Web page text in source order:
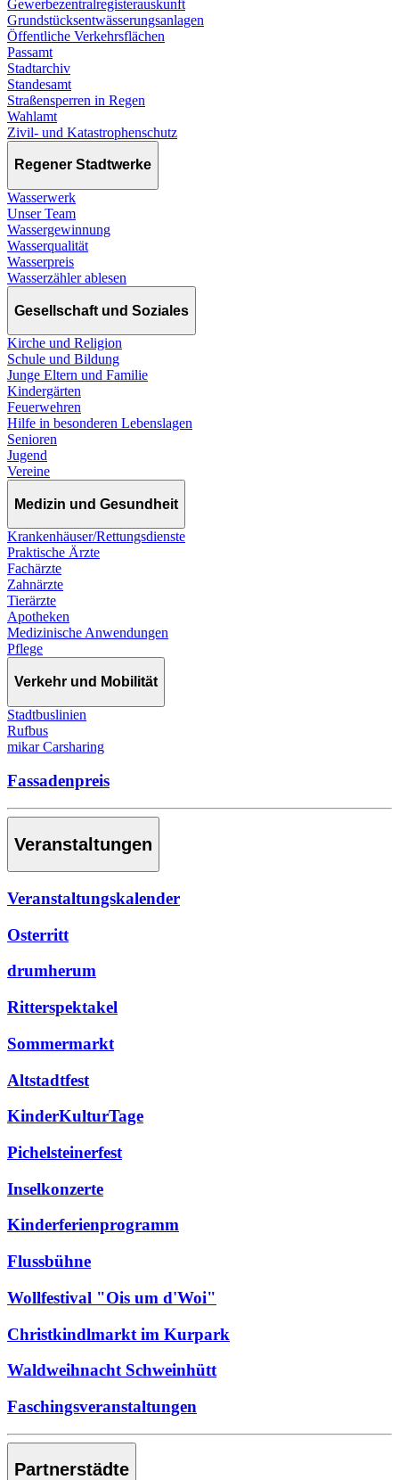
Gewerbezentralregisterauskunft
Grundstücksentwässerungsanlagen
Öffentliche Verkehrsflächen
Passamt
Stadtarchiv
Standesamt
Straßensperren in Regen
Wahlamt
Zivil- und Katastrophenschutz
Regener Stadtwerke
Wasserwerk
Unser Team
Wassergewinnung
Wasserqualität
Wasserpreis
Wasserzähler ablesen
Gesellschaft und Soziales
Kirche und Religion
Schule und Bildung
Junge Eltern und Familie
Kindergärten
Feuerwehren
Hilfe in besonderen Lebenslagen
Senioren
Jugend
Vereine
Medizin und Gesundheit
Krankenhäuser/Rettungsdienste
Praktische Ärzte
Fachärzte
Zahnärzte
Tierärzte
Apotheken
Medizinische Anwendungen
Pflege
Verkehr und Mobilität
Stadtbuslinien
Rufbus
mikar Carsharing
Fassadenpreis
Veranstaltungen
Veranstaltungskalender
Osterritt
drumherum
Ritterspektakel
Sommermarkt
Altstadtfest
KinderKulturTage
Pichelsteinerfest
Inselkonzerte
Kinderferienprogramm
Flussbühne
Wollfestival "Ois um d'Woi"
Christkindlmarkt im Kurpark
Waldweihnacht Schweinhütt
Faschingsveranstaltungen
Partnerstädte